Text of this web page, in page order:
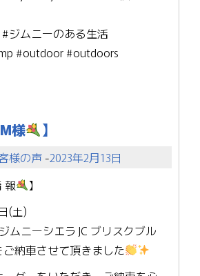
ジムニーのある生活
#outdoor #outdoors
様 】
様の声-2023年2月13日
報
】
(土)
ムニーシエラ JC ブリスクブル
納車させて頂きました